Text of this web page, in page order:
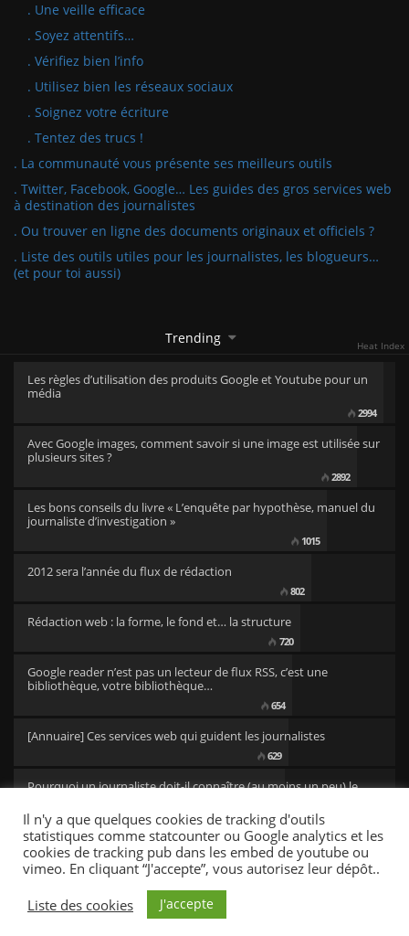
. Une veille efficace
. Soyez attentifs…
. Vérifiez bien l’info
. Utilisez bien les réseaux sociaux
. Soignez votre écriture
. Tentez des trucs !
. La communauté vous présente ses meilleurs outils
. Twitter, Facebook, Google… Les guides des gros services web
à destination des journalistes
. Ou trouver en ligne des documents originaux et officiels ?
. Liste des outils utiles pour les journalistes, les blogueurs…
(et pour toi aussi)
Trending Heat Index
Les règles d’utilisation des produits Google et Youtube pour un
média
2994
Avec Google images, comment savoir si une image est utilisée sur
plusieurs sites ?
2892
Les bons conseils du livre « L’enquête par hypothèse, manuel du
journaliste d’investigation »
1015
2012 sera l’année du flux de rédaction
802
Rédaction web : la forme, le fond et… la structure
720
Google reader n’est pas un lecteur de flux RSS, c’est une
bibliothèque, votre bibliothèque…
654
[Annuaire] Ces services web qui guident les journalistes
629
Pourquoi un journaliste doit-il connaître (au moins un peu) le
501
Fonts by Google Fonts. Icons by Fontello. Full Credits
Il n'y a que quelques cookies de tracking d'outils
statistiques comme statcounter ou Google analytics et les
cookies de tracking pub dans les embed de youtube ou
vimeo. En cliquant “J'accepte”, vous autorisez leur dépôt..
Liste des cookies
J'accepte